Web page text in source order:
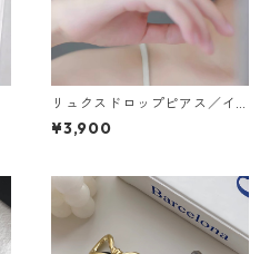
リュクスドロップピアス／イ
ヤリング：659
¥3,900